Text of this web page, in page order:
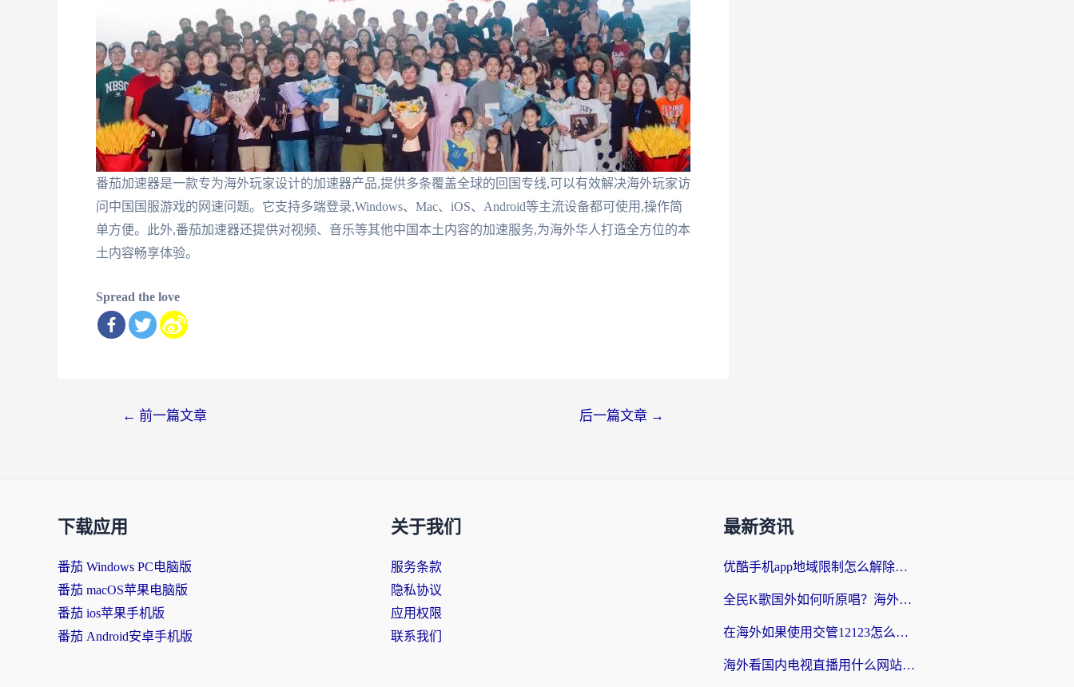
番茄加速器是一款专为海外玩家设计的加速器产品,提供多条覆盖全球的回国专线,可以有效解决海外玩家访
问中国国服游戏的网速问题。它支持多端登录,Windows、Mac、iOS、Android等主流设备都可使用,操作简
单方便。此外,番茄加速器还提供对视频、音乐等其他中国本土内容的加速服务,为海外华人打造全方位的本
土内容畅享体验。
Spread the love
← 前一篇文章 后一篇文章 →
下载应用
番茄 Windows PC电脑版
番茄 macOS苹果电脑版
番茄 ios苹果手机版
番茄 Android安卓手机版
关于我们
服务条款
隐私协议
应用权限
联系我们
最新资讯
优酷手机app地域限制怎么解除？海外党亲测有效的追剧方案
全民K歌国外如何听原唱？海外党亲测有效的回国加速器选择指南
在海外如果使用交管12123怎么处理？留学生亲测有效的回国加速方案
海外看国内电视直播用什么网站比较好？一篇解决你所有追剧难题的实用指南